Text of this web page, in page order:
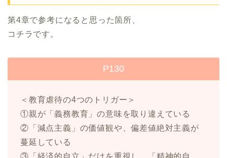
第4章で参考になると思った箇所、
コチラです。
P130
＜教育虐待の4つのトリガー＞
①親が「義務教育」の意味を取り違えている
②「減点主義」の価値観や、偏差値絶対主義が
蔓延している